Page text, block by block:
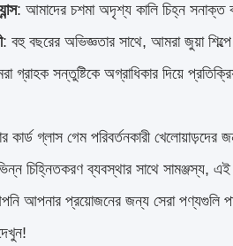
: আমাদের চশমা অদৃশ্য কালি চিহ্ন সনাক্ত
: বহু বছরের অভিজ্ঞতার সাথে, আমরা জুয়া
গ্রাহক সন্তুষ্টিকে অগ্রাধিকার দিয়ে
কার্ড গ্লাস গেম পরিবর্তনকারী
চিহ্নিতকরণ ব্যবস্থার সাথে সামঞ্জস্য,
আপনার প্রয়োজনের জন্য সেরা